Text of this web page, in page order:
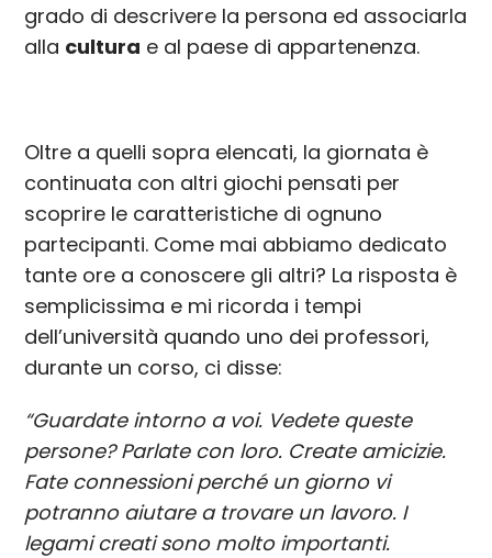
grado di descrivere la persona ed associarla
alla cultura e al paese di appartenenza.
Oltre a quelli sopra elencati, la giornata è
continuata con altri giochi pensati per
scoprire le caratteristiche di ognuno
partecipanti. Come mai abbiamo dedicato
tante ore a conoscere gli altri? La risposta è
semplicissima e mi ricorda i tempi
dell’università quando uno dei professori,
durante un corso, ci disse:
“Guardate intorno a voi. Vedete queste
persone? Parlate con loro. Create amicizie.
Fate connessioni perché un giorno vi
potranno aiutare a trovare un lavoro. I
legami creati sono molto importanti.